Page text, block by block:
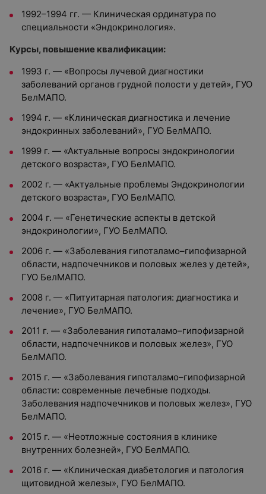
1992–1994 гг. — Клиническая ординатура по
специальности «Эндокринология».
Курсы, повышение квалификации:
1993 г. — «Вопросы лучевой диагностики
заболеваний органов грудной полости у детей», ГУО
БелМАПО.
1994 г. — «Клиническая диагностика и лечение
эндокринных заболеваний», ГУО БелМАПО.
1999 г. — «Актуальные вопросы эндокринологии
детского возраста», ГУО БелМАПО.
2002 г. — «Актуальные проблемы Эндокринологии
детского возраста», ГУО БелМАПО.
2004 г. — «Генетические аспекты в детской
эндокринологии», ГУО БелМАПО.
2006 г. — «Заболевания гипоталамо–гипофизарной
области, надпочечников и половых желез у детей»,
ГУО БелМАПО.
2008 г. — «Питуитарная патология: диагностика и
лечение», ГУО БелМАПО.
2011 г. — «Заболевания гипоталамо–гипофизарной
области, надпочечников и половых желез», ГУО
БелМАПО.
2015 г. — «Заболевания гипоталамо–гипофизарной
области: современные лечебные подходы.
Заболевания надпочечников и половых желез», ГУО
БелМАПО.
2015 г. — «Неотложные состояния в клинике
внутренних болезней», ГУО БелМАПО.
2016 г. — «Клиническая диабетология и патология
щитовидной железы», ГУО БелМАПО.